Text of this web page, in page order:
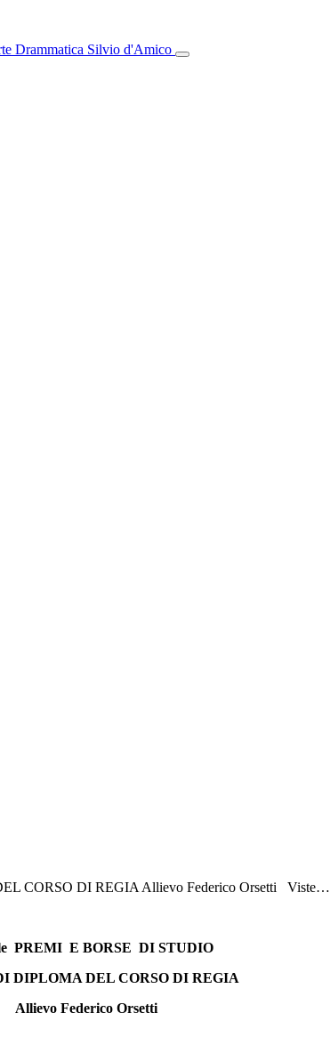
CORSO DI REGIA Allievo Federico Orsetti Viste…
PREMI E BORSE DI STUDIO
DIPLOMA DEL CORSO DI REGIA
Allievo Federico Orsetti